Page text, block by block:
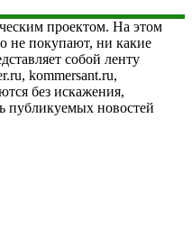
проектом. На этом
не покупают, ни какие
собой ленту
kommersant.ru,
без искажения,
публикуемых новостей